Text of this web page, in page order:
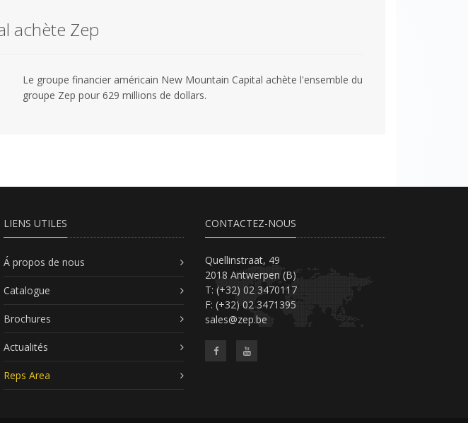
achète Zep
Le groupe financier américain New Mountain Capital achète l'ensemble du
groupe Zep pour 629 millions de dollars.
LIENS UTILES
Á propos de nous
Catalogue
Brochures
Actualités
Reps Area
CONTACTEZ-NOUS
Quellinstraat, 49
2018 Antwerpen (B)
T: (+32) 02 3470117
F: (+32) 02 3471395
sales@zep.be